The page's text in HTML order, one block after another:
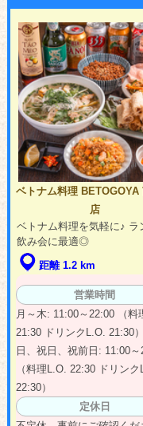
ベトナム料理 BETOGOYA
店
ベトナム料理を気軽に♪ ラ
飲み会に最適◎
距離 1.2 km
営業時間
月～木: 11:00～22:00 （料
21:30 ドリンクL.O. 21:30
日、祝日、祝前日: 11:00～
（料理L.O. 22:30 ドリンク
22:30）
定休日